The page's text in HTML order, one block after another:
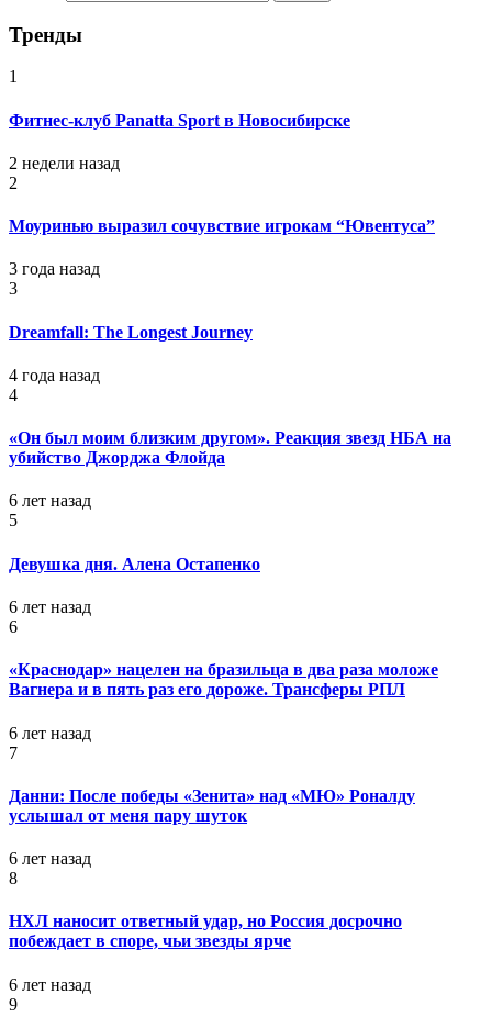
Тренды
1
Фитнес-клуб Panatta Sport в Новосибирске
2 недели назад
2
Моуринью выразил сочувствие игрокам “Ювентуса”
3 года назад
3
Dreamfall: The Longest Journey
4 года назад
4
«Он был моим близким другом». Реакция звезд НБА на
убийство Джорджа Флойда
6 лет назад
5
Девушка дня. Алена Остапенко
6 лет назад
6
«Краснодар» нацелен на бразильца в два раза моложе
Вагнера и в пять раз его дороже. Трансферы РПЛ
6 лет назад
7
Данни: После победы «Зенита» над «МЮ» Роналду
услышал от меня пару шуток
6 лет назад
8
НХЛ наносит ответный удар, но Россия досрочно
побеждает в споре, чьи звезды ярче
6 лет назад
9